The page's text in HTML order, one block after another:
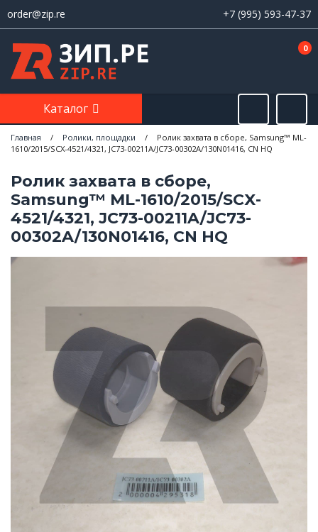
order@zip.re +7 (995) 593-47-37
0
Каталог
Главная / Ролики, площадки /
Ролик захвата в сборе, Samsung™ ML-
1610/2015/SCX-4521/4321, JC73-00211A/JC73-00302A/130N01416, CN HQ
Ролик захвата в сборе,
Samsung™ ML-1610/2015/SCX-
4521/4321, JC73-00211A/JC73-
00302A/130N01416, CN HQ